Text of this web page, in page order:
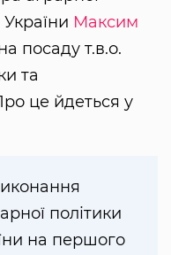
Максим
посаду т.в.о.
та
це йдеться у
політики
на першого